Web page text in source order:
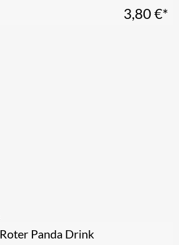
3,80€*
Roter Panda Drink